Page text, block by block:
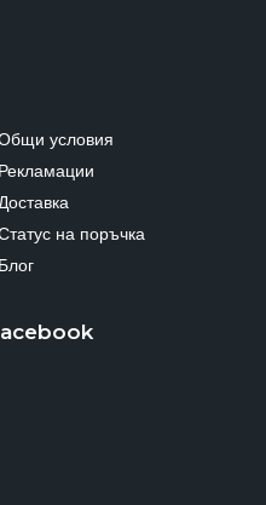
условия
Рекламации
Доставка
на поръчка
Блог